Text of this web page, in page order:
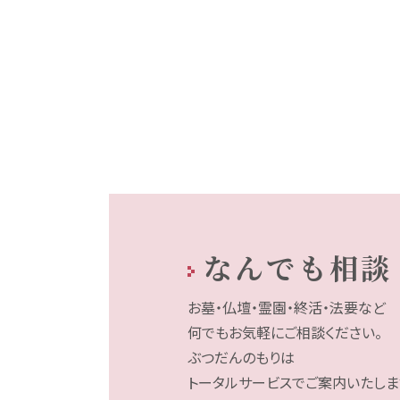
なんでも相談
お墓・仏壇・霊園・終活・法要など
何でもお気軽にご相談ください。
ぶつだんのもりは
トータルサービスでご案内いたしま